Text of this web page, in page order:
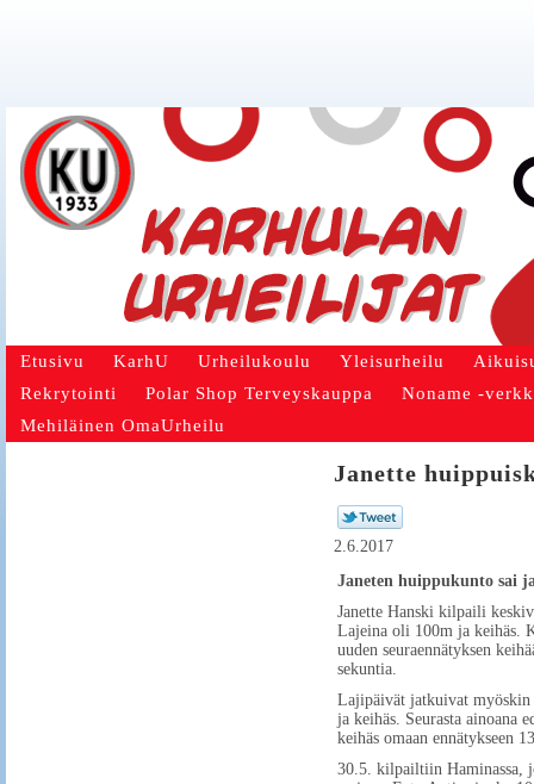
Etusivu KarhU Urheilukoulu Yleisurheilu
Rekrytointi
Polar Shop Terveyskauppa
Noname -
Mehiläinen OmaUrheilu
Janette
2.6.2017
Janeten huippukunto sai
Janette Hanski kilpaili
Lajeina oli 100m ja keihäs.
uuden seuraennätyksen
sekuntia.
Lajipäivät jatkuivat myöskin
ja keihäs. Seurasta
keihäs omaan ennätykseen
30.5. kilpailtiin Haminassa,